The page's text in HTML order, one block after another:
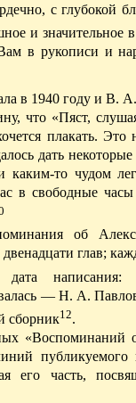
с глубокой
и значительное
в рукописи и
в 1940 году и В.
что «Пяст,
плакать. Это
дать
каким-то чудом
в свободные
об
глав;
написания:
— Н. А.
сборник12.
«Воспоминаний
публикуемого
его часть,